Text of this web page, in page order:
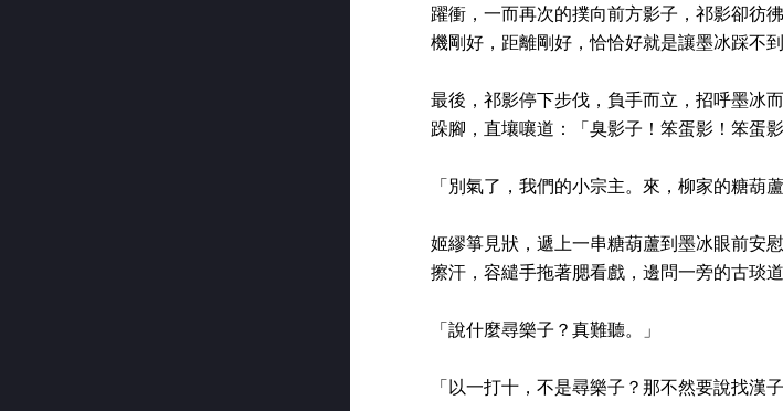
躍衝，一而再次的撲向前方影子，祁影卻彷
機剛好，距離剛好，恰恰好就是讓墨冰踩不到
最後，祁影停下步伐，負手而立，招呼墨冰
跺腳，直壤嚷道：「臭影子！笨蛋影！笨蛋影
「別氣了，我們的小宗主。來，柳家的糖葫蘆
姬繆箏見狀，遞上一串糖葫蘆到墨冰眼前安
擦汗，容繾手拖著腮看戲，邊問一旁的古琰
「說什麼尋樂子？真難聽。」
「以一打十，不是尋樂子？那不然要說找漢子